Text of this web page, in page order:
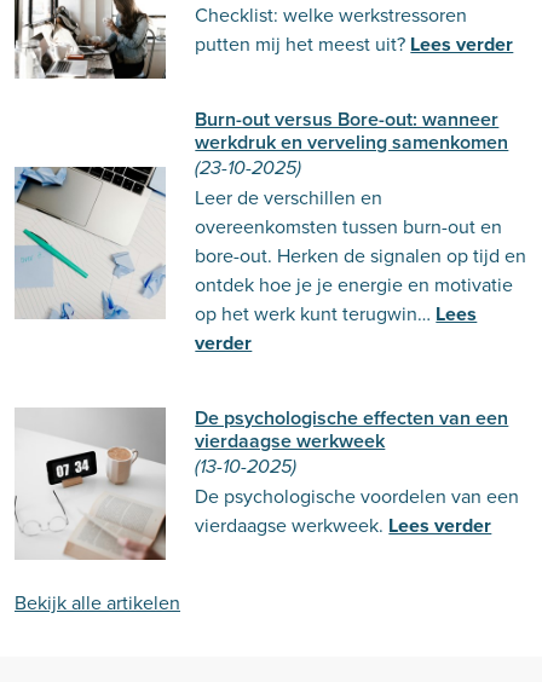
Checklist: welke werkstressoren
putten mij het meest uit? Lees verder
Burn-out versus Bore-out: wanneer
werkdruk en verveling samenkomen
(23-10-2025)
Leer de verschillen en
overeenkomsten tussen burn-out en
bore-out. Herken de signalen op tijd en
ontdek hoe je je energie en motivatie
op het werk kunt terugwin… Lees
verder
De psychologische effecten van een
vierdaagse werkweek
(13-10-2025)
De psychologische voordelen van een
vierdaagse werkweek. Lees verder
Bekijk alle artikelen